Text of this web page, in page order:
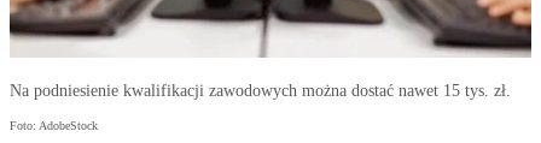
Na podniesienie kwalifikacji zawodowych można dostać nawet 15 tys. zł.
Foto: AdobeStock